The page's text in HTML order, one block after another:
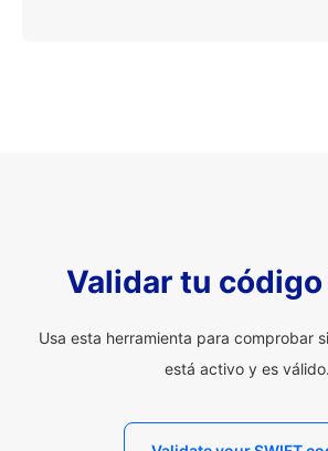
Validar tu código
Usa esta herramienta para comprobar
está activo y es válido.